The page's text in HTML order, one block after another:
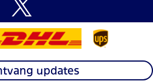
updates